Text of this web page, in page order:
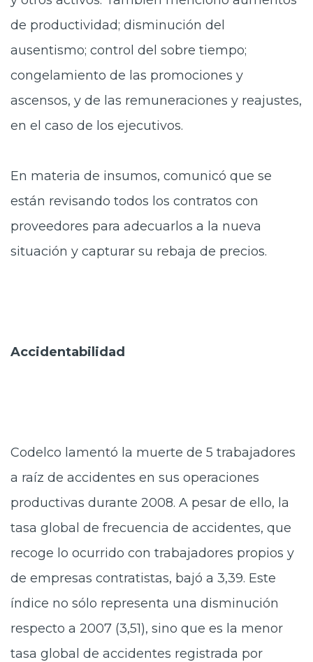
de productividad; disminución del
ausentismo; control del sobre tiempo;
congelamiento de las promociones y
ascensos, y de las remuneraciones y reajustes,
en el caso de los ejecutivos.
En materia de insumos, comunicó que se
están revisando todos los contratos con
proveedores para adecuarlos a la nueva
situación y capturar su rebaja de precios.
Accidentabilidad
Codelco lamentó la muerte de 5 trabajadores
a raíz de accidentes en sus operaciones
productivas durante 2008. A pesar de ello, la
tasa global de frecuencia de accidentes, que
recoge lo ocurrido con trabajadores propios y
de empresas contratistas, bajó a 3,39. Este
índice no sólo representa una disminución
respecto a 2007 (3,51), sino que es la menor
tasa global de accidentes registrada por